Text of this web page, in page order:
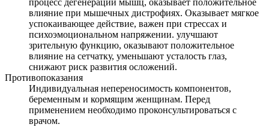
процесс дегенерации мышц, оказывает положительное
влияние при мышечных дистрофиях. Оказывает мягкое
успокаивающее действие, важен при стрессах и
психоэмоциональном напряжении. улучшают
зрительную функцию, оказывают положительное
влияние на сетчатку, уменьшают усталость глаз,
снижают риск развития осложений.
Противопоказания
Индивидуальная непереносимость компонентов,
беременным и кормящим женщинам. Перед
применением необходимо проконсультироваться с
врачом.